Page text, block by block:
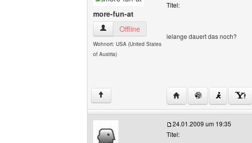
more-fun-at
more-fun-at Benutzer-Profile anzeigen
Offline
Wohnort: USA (United States
of Austria)
Titel:
ielange dauert das noch?
↑ Website dieses
24.01.2009 um 19:35
Titel: